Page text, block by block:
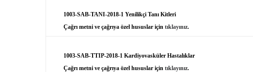
1003-SAB-TANI-2018-1 Yenilikçi Tanı Kitleri
Çağrı metni ve çağrıya özel hususlar içintıklayınız.
1003-SAB-TTIP-2018-1 Kardiyovasküler Hastalıklar
Çağrı metni ve çağrıya özel hususlar içintıklayınız.